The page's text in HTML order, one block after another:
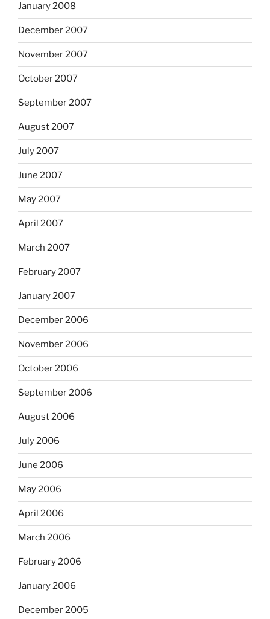
January 2008
December 2007
November 2007
October 2007
September 2007
August 2007
July 2007
June 2007
May 2007
April 2007
March 2007
February 2007
January 2007
December 2006
November 2006
October 2006
September 2006
August 2006
July 2006
June 2006
May 2006
April 2006
March 2006
February 2006
January 2006
December 2005